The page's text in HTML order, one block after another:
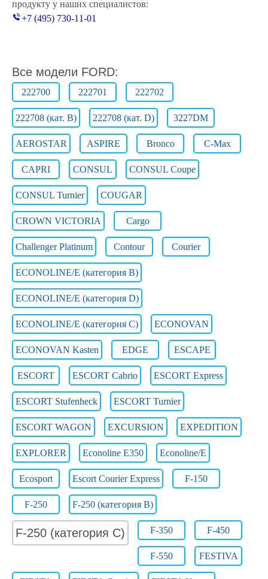
продукту у наших специалистов:
+7 (495) 730-11-01
Все модели FORD:
222700 222701 222702
222708 (кат. B) 222708 (кат. D) 3227DM
AEROSTAR ASPIRE Bronco C-Max
CAPRI CONSUL CONSUL Coupe
CONSUL Turnier COUGAR
CROWN VICTORIA Cargo
Challenger Platinum Contour Courier
ECONOLINE/E (категория B)
ECONOLINE/E (категория D)
ECONOLINE/E (категория С) ECONOVAN
ECONOVAN Kasten EDGE ESCAPE
ESCORT ESCORT Cabrio ESCORT Express
ESCORT Stufenheck ESCORT Turnier
ESCORT WAGON EXCURSION EXPEDITION
EXPLORER Econoline E350 Econoline/E
Ecosport Escort Courier Express F-150
F-250 F-250 (категория B)
F-250 (категория C) F-350 F-450
F-550 FESTIVA